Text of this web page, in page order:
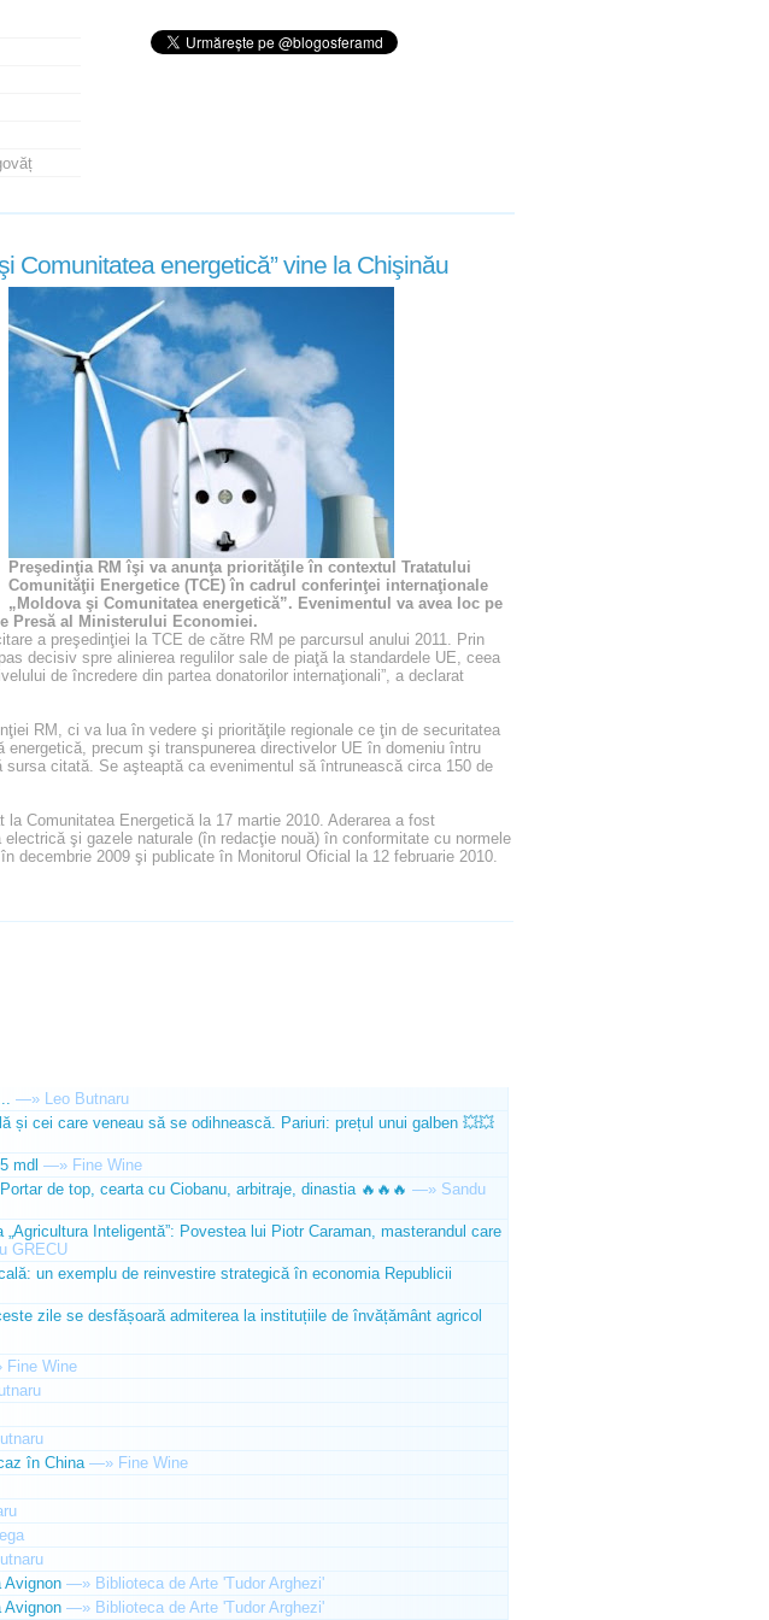
Comunitatea energetică” vine la Chişinău
Preşedinţia RM îşi va anunţa priorităţile în contextul Tratatului
Comunităţii Energetice (TCE) în cadrul conferinţei internaţionale
„Moldova şi Comunitatea energetică”. Evenimentul va avea loc pe
Presă al Ministerului Economiei.
a preşedinţiei la TCE de către RM pe parcursul anului 2011. Prin
decisiv spre alinierea regulilor sale de piaţă la standardele UE, ceea
de încredere din partea donatorilor internaţionali”, a declarat
RM, ci va lua în vedere şi priorităţile regionale ce ţin de securitatea
precum şi transpunerea directivelor UE în domeniu întru
citată. Se aşteaptă ca evenimentul să întrunească circa 150 de
Comunitatea Energetică la 17 martie 2010. Aderarea a fost
şi gazele naturale (în redacţie nouă) în conformitate cu normele
decembrie 2009 şi publicate în Monitorul Oficial la 12 februarie 2010.
—» Leo Butnaru
și cei care veneau să se odihnească. Pariuri: prețul unui galben 💥💥
mdl —» Fine Wine
de top, cearta cu Ciobanu, arbitraje, dinastia 🔥🔥🔥 —» Sandu
Inteligentă”: Povestea lui Piotr Caraman, masterandul care
GRECU
un exemplu de reinvestire strategică în economia Republicii
zile se desfășoară admiterea la instituțiile de învățământ agricol
Fine Wine
în China —» Fine Wine
Avignon —» Biblioteca de Arte 'Tudor Arghezi'
Avignon —» Biblioteca de Arte 'Tudor Arghezi'